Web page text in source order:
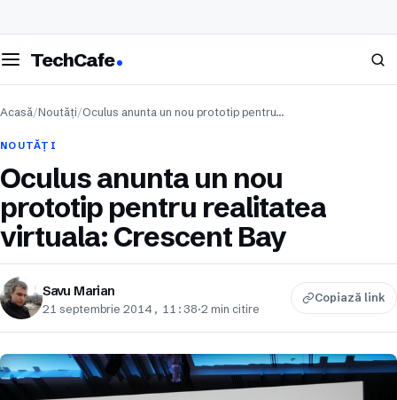
meniul
TechCafe Caută
Acasă/Noutăți/Oculus anunta un nou prototip pentru…
NOUTĂȚI
Oculus anunta un nou
prototip pentru realitatea
virtuala: Crescent Bay
Savu Marian
21 septembrie 2014, 11:38·2 min citire
Copiază link